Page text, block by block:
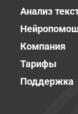
Анализ
Компания
Тарифы
Поддержка